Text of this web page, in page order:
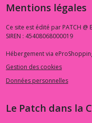
Mentions légales
Ce site est édité par PATCH @
SIREN : 45408068000019
Hébergement via
Gestion des cookies
Données personnelles
Le Patch dans la